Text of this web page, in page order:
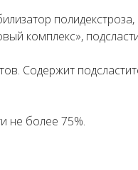
комплекс»,
Содержит
не более 75%.